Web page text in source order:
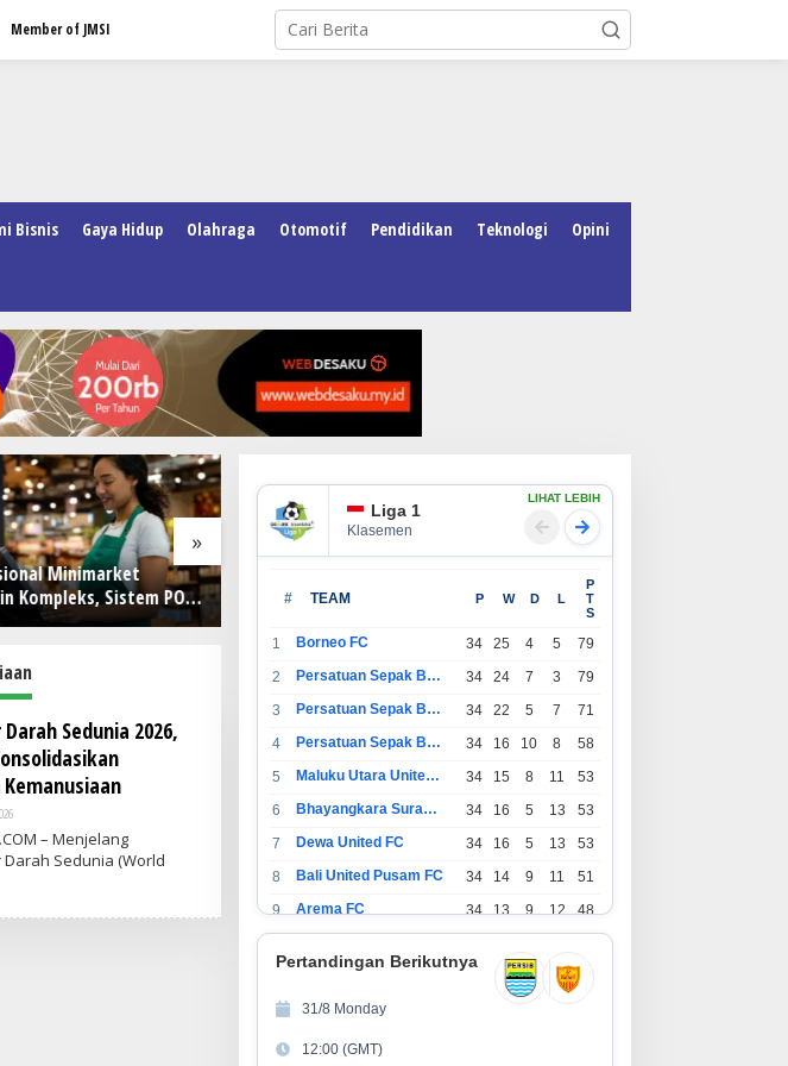
Member of JMSI
Bisnis Gaya Hidup Olahraga Otomotif Pendidikan Teknologi Opini
»
Minimarket
Kompleks, Sistem POS
Kelola Transaksi
Celebrating Local Brands in PIK
ConnectX Rayakan Setahun
Perjalanan Bangun Ekosistem
Lewat Founder dan Builder
Summit 2026
Sedunia 2026,
O
L
E
H
M
– Menjelang
Sedunia (World
Liga 1
Klasemen
LIHAT LEBIH
# TEAM P W D L
P
T
S
1 Borneo FC 34 25 4 5
79
2
Persatuan Sepak Bola Indonesia Bandung 34 24 7 3
79
3
Persatuan Sepak Bola Indonesia Jakarta 34 22 5 7
71
4
Persatuan Sepak Bola Surabaya 34 16 10 8
58
5
Maluku Utara United FC 34 15 8 11
53
6
Bhayangkara Surabaya United 34 16 5 13
53
7
Dewa United FC 34 16 5 13
53
8
Bali United Pusam FC 34 14 9 11
51
9
Arema FC 34 13 9 12
48
0
1
11 12 11
2
Pertandingan Berikutnya
31/8 Monday
12:00 (GMT)